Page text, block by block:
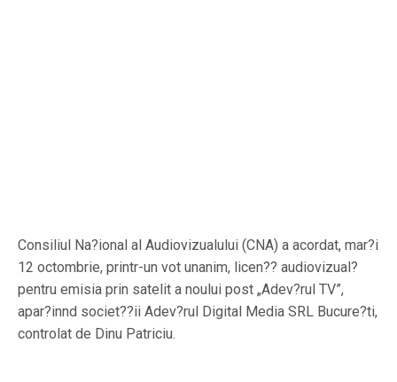
Consiliul Na?ional al Audiovizualului (CNA) a acordat, mar?i
12 octombrie, printr-un vot unanim, licen?? audiovizual?
pentru emisia prin satelit a noului post „Adev?rul TV”,
apar?innd societ??ii Adev?rul Digital Media SRL Bucure?ti,
controlat de Dinu Patriciu.